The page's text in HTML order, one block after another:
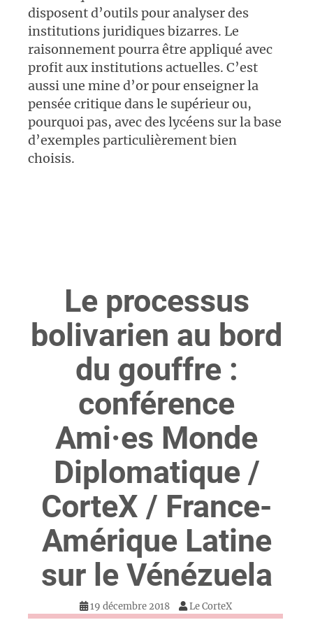
disposent d’outils pour analyser des
institutions juridiques bizarres. Le
raisonnement pourra être appliqué avec
profit aux institutions actuelles. C’est
aussi une mine d’or pour enseigner la
pensée critique dans le supérieur ou,
pourquoi pas, avec des lycéens sur la base
d’exemples particulièrement bien
choisis.
Le processus
bolivarien au bord
du gouffre :
conférence
Ami·es Monde
Diplomatique /
CorteX / France-
Amérique Latine
sur le Vénézuela
19 décembre 2018 Le CorteX